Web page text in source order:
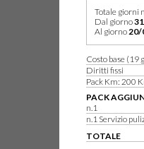
Totale giorni
Dal giorno
Al giorno20/
Costo base (19
Diritti fissi
Pack Km: 200
PACK
n.1
n.1 Servizio
TOTALE